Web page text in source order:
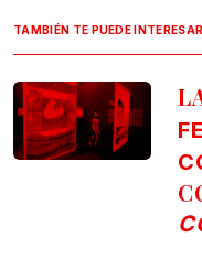
TAMBIÉN TE PUEDE INTERESAR